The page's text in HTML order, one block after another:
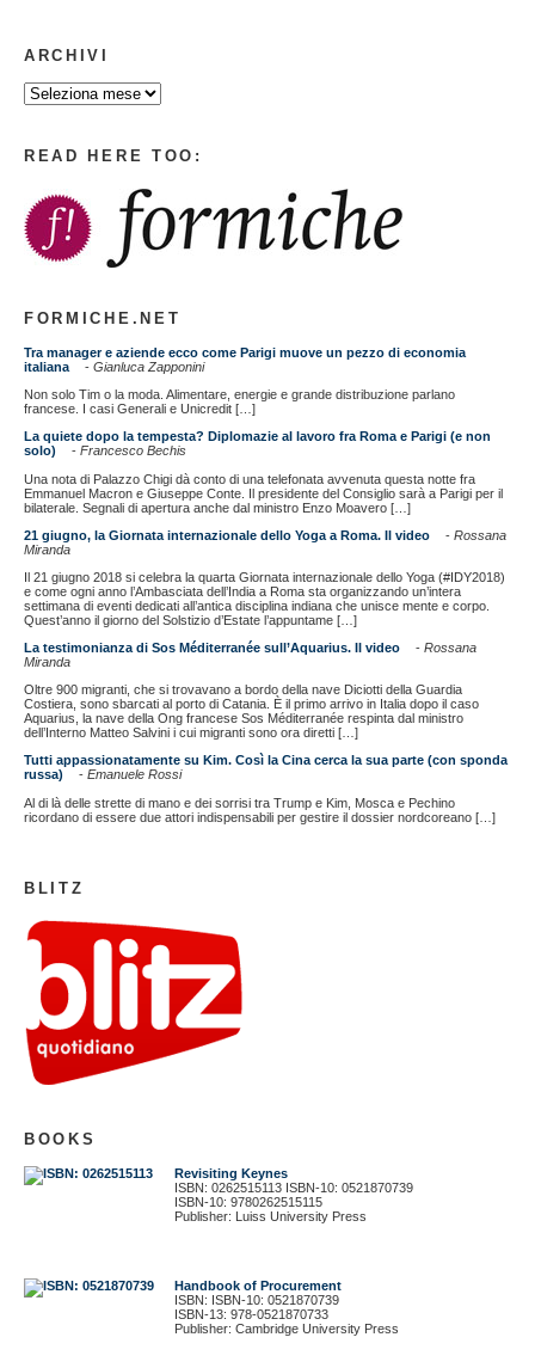
ARCHIVI
READ HERE TOO:
FORMICHE.NET
Tra manager e aziende ecco come Parigi muove un pezzo di economia
italiana
- Gianluca Zapponini
Non solo Tim o la moda. Alimentare, energie e grande distribuzione parlano
francese. I casi Generali e Unicredit […]
La quiete dopo la tempesta? Diplomazie al lavoro fra Roma e Parigi (e non
solo)
- Francesco Bechis
Una nota di Palazzo Chigi dà conto di una telefonata avvenuta questa notte fra
Emmanuel Macron e Giuseppe Conte. Il presidente del Consiglio sarà a Parigi per il
bilaterale. Segnali di apertura anche dal ministro Enzo Moavero […]
21 giugno, la Giornata internazionale dello Yoga a Roma. Il video
- Rossana
Miranda
Il 21 giugno 2018 si celebra la quarta Giornata internazionale dello Yoga (#IDY2018)
e come ogni anno l’Ambasciata dell’India a Roma sta organizzando un’intera
settimana di eventi dedicati all’antica disciplina indiana che unisce mente e corpo.
Quest’anno il giorno del Solstizio d’Estate l’appuntame […]
La testimonianza di Sos Méditerranée sull’Aquarius. Il video
- Rossana
Miranda
Oltre 900 migranti, che si trovavano a bordo della nave Diciotti della Guardia
Costiera, sono sbarcati al porto di Catania. È il primo arrivo in Italia dopo il caso
Aquarius, la nave della Ong francese Sos Méditerranée respinta dal ministro
dell’Interno Matteo Salvini i cui migranti sono ora diretti […]
Tutti appassionatamente su Kim. Così la Cina cerca la sua parte (con sponda
russa)
- Emanuele Rossi
Al di là delle strette di mano e dei sorrisi tra Trump e Kim, Mosca e Pechino
ricordano di essere due attori indispensabili per gestire il dossier nordcoreano […]
BLITZ
BOOKS
Revisiting Keynes
ISBN: 0262515113 ISBN-10: 0521870739
ISBN-10: 9780262515115
Publisher: Luiss University Press
Handbook of Procurement
ISBN: ISBN-10: 0521870739
ISBN-13: 978-0521870733
Publisher: Cambridge University Press